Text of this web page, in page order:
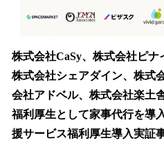
株式会社CaSy、株式会社ピナ
株式会社シェアダイン、株式
会社アドベル、株式会社楽土
福利厚生として家事代行を導
援サービス福利厚生導入実証